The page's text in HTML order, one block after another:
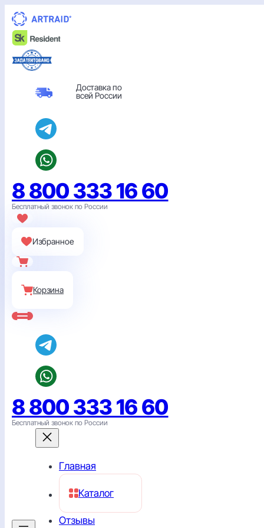
Перейти
содержимому
Доставка по
всей России
8 800 333 16 60
Бесплатный звонок по России
Избранное
Корзина
8 800 333 16 60
Бесплатный звонок по России
Главная
Каталог
Отзывы